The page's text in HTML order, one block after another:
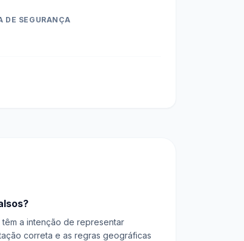
DE SEGURANÇA
a intenção de representar
correta e as regras geográficas